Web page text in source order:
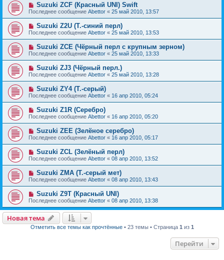
Suzuki ZCF (Красный UNI) Swift
Последнее сообщение Abettor « 25 май 2010, 13:57
Suzuki Z2U (Т.-синий перл)
Последнее сообщение Abettor « 25 май 2010, 13:53
Suzuki ZCE (Чёрный перл с крупным зерном)
Последнее сообщение Abettor « 25 май 2010, 13:33
Suzuki ZJ3 (Чёрный перл.)
Последнее сообщение Abettor « 25 май 2010, 13:28
Suzuki ZY4 (Т.-серый)
Последнее сообщение Abettor « 16 апр 2010, 05:24
Suzuki Z1R (Серебро)
Последнее сообщение Abettor « 16 апр 2010, 05:20
Suzuki ZEE (Зелёное серебро)
Последнее сообщение Abettor « 16 апр 2010, 05:17
Suzuki ZCL (Зелёный перл)
Последнее сообщение Abettor « 08 апр 2010, 13:52
Suzuki ZMA (Т.-серый мет)
Последнее сообщение Abettor « 08 апр 2010, 13:43
Suzuki Z9T (Красный UNI)
Последнее сообщение Abettor « 08 апр 2010, 13:38
Новая тема
Отметить все темы как прочтённые• 23 темы • Страница 1 из 1
Перейти